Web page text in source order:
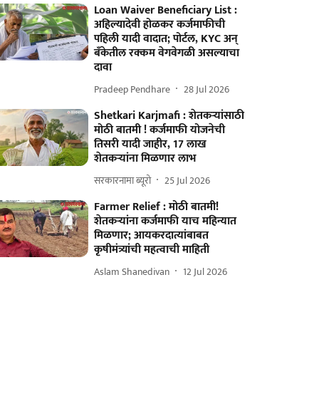
Loan Waiver Beneficiary List :
अहिल्यादेवी होळकर कर्जमाफीची
पहिली यादी वादात; पोर्टल, KYC अन्
बँकेतील रक्कम वेगवेगळी असल्याचा
दावा
Pradeep Pendhare 28 Jul 2026
Shetkari Karjmafi : शेतकऱ्यांसाठी
मोठी बातमी ! कर्जमाफी योजनेची
तिसरी यादी जाहीर, 17 लाख
शेतकऱ्यांना मिळणार लाभ
सरकारनामा ब्यूरो 25 Jul 2026
Farmer Relief : मोठी बातमी!
शेतकऱ्यांना कर्जमाफी याच महिन्यात
मिळणार; आयकरदात्यांबाबत
कृषीमंत्र्यांची महत्वाची माहिती
Aslam Shanedivan 12 Jul 2026